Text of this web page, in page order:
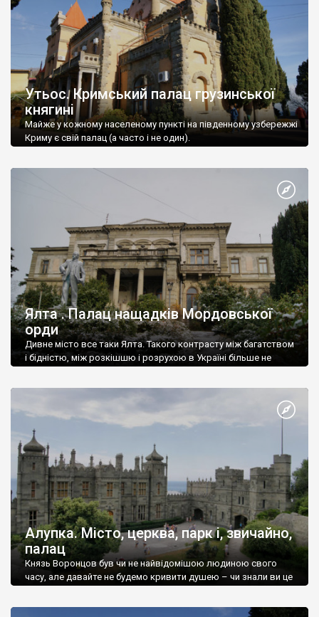
Утьос. Кримський палац грузинської
княгині
Майже у кожному населеному пункті на південному узбережжі
Криму є свій палац (а часто і не один).
Ялта . Палац нащадків Мордовської
орди
Дивне місто все таки Ялта. Такого контрасту між багатством
і бідністю, між розкішшю і розрухою в Україні більше не
Алупка. Місто, церква, парк і, звичайно,
палац
Князь Воронцов був чи не найвідомішою людиною свого
часу, але давайте не будемо кривити душею – чи знали ви це